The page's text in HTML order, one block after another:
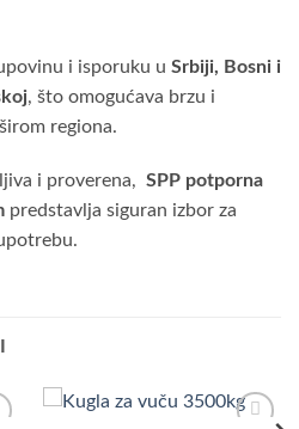
i isporuku u Srbiji, Bosni i
, što omogućava brzu i
regiona.
i proverena, SPP potporna
predstavlja siguran izbor za